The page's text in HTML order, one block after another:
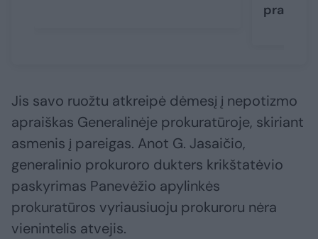
Jis savo ruožtu atkreipė dėmesį į nepotizmo
apraiškas Generalinėje prokuratūroje, skiriant
asmenis į pareigas. Anot G. Jasaičio,
generalinio prokuroro dukters krikštatėvio
paskyrimas Panevėžio apylinkės
prokuratūros vyriausiuoju prokuroru nėra
vienintelis atvejis.